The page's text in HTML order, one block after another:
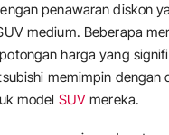
penawaran diskon
medium. Beberapa
harga yang
memimpin dengan
model SUV mereka.